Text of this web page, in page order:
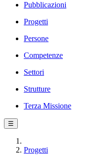
Pubblicazioni
Progetti
Persone
Competenze
Settori
Strutture
Terza Missione
☰
Progetti